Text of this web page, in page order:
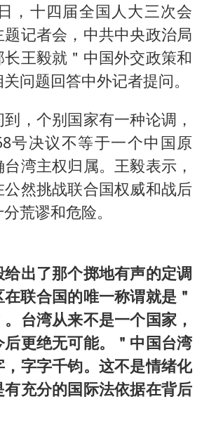
，十四届全国人大三次会
记者会，中共中央政治局
王毅就＂中国外交政策和
问题回答中外记者提问。
，个别国家有一种论调，
号决议不等于一个中国原
湾主权归属。王毅表示，
然挑战联合国权威和战后
荒谬和危险。
给出了那个掷地有声的定调
联合国的唯一称谓就是＂
台湾从来不是一个国家，
更绝无可能。＂中国台湾
字字千钧。这不是情绪化
充分的国际法依据在背后